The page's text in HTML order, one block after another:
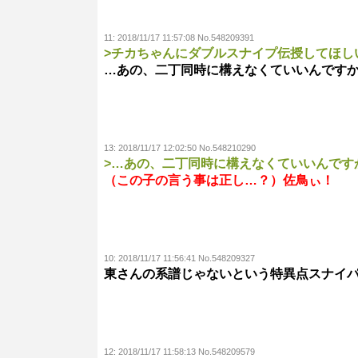
11: 2018/11/17 11:57:08 No.548209391
>チカちゃんにダブルスナイプ伝授してほし
…あの、二丁同時に構えなくていいんです
13: 2018/11/17 12:02:50 No.548210290
>…あの、二丁同時に構えなくていいんです
（この子の言う事は正し…？）佐鳥ぃ！
10: 2018/11/17 11:56:41 No.548209327
東さんの系譜じゃないという特異点スナイ
12: 2018/11/17 11:58:13 No.548209579